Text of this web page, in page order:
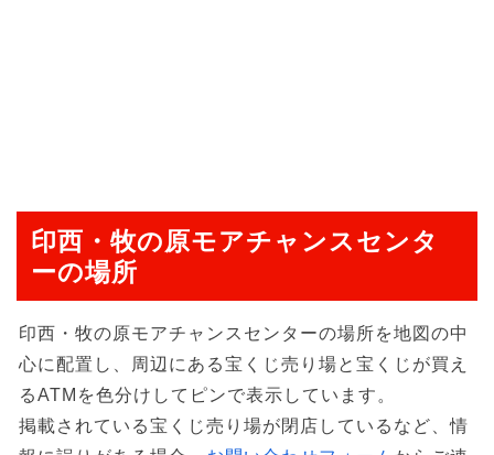
印西・牧の原モアチャンスセンタ
ーの場所
印西・牧の原モアチャンスセンターの場所を地図の中
心に配置し、周辺にある宝くじ売り場と宝くじが買え
るATMを色分けしてピンで表示しています。
掲載されている宝くじ売り場が閉店しているなど、情